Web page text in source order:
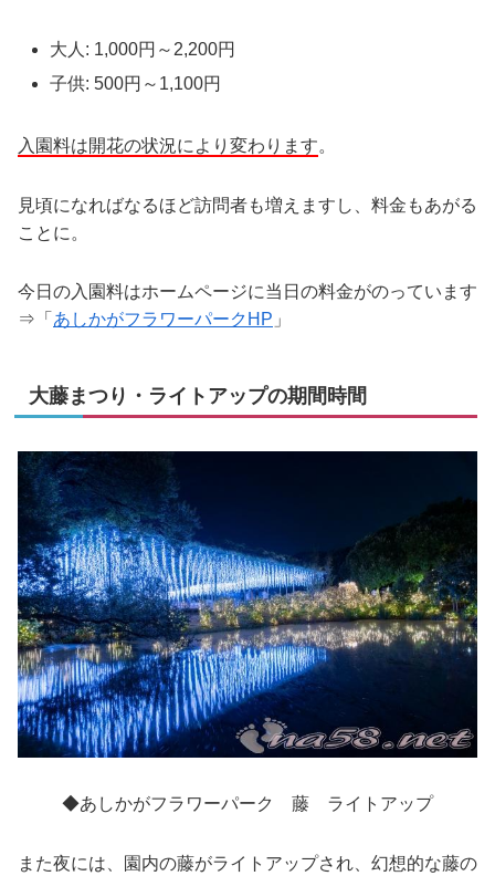
大人: 1,000円～2,200円
子供: 500円～1,100円
入園料は開花の状況により変わります。
見頃になればなるほど訪問者も増えますし、料金もあがる
ことに。
今日の入園料はホームページに当日の料金がのっています
⇒「 あしかがフラワーパークHP 」
大藤まつり・ライトアップの期間時間
◆あしかがフラワーパーク 藤 ライトアップ
また夜には、園内の藤がライトアップされ、幻想的な藤の